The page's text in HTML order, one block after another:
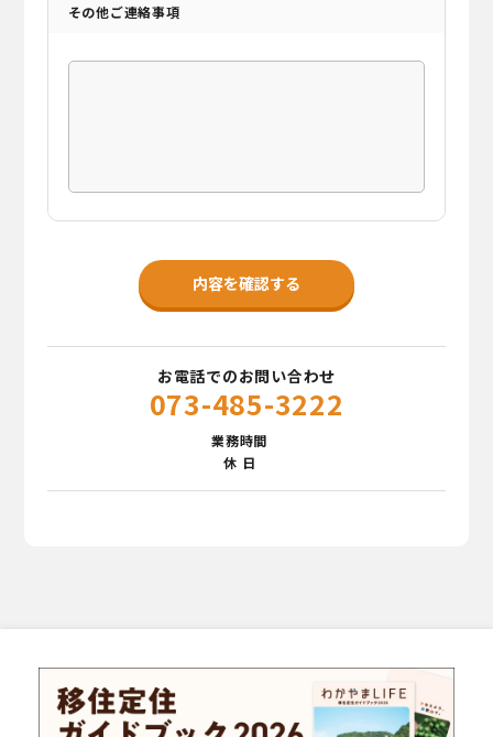
その他ご連絡事項
お電話でのお問い合わせ
073-485-3222
業務時間
休 日